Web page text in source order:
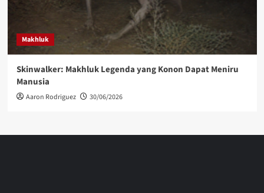
Makhluk
Skinwalker: Makhluk Legenda yang Konon Dapat Meniru
Manusia
Aaron Rodriguez 30/06/2026